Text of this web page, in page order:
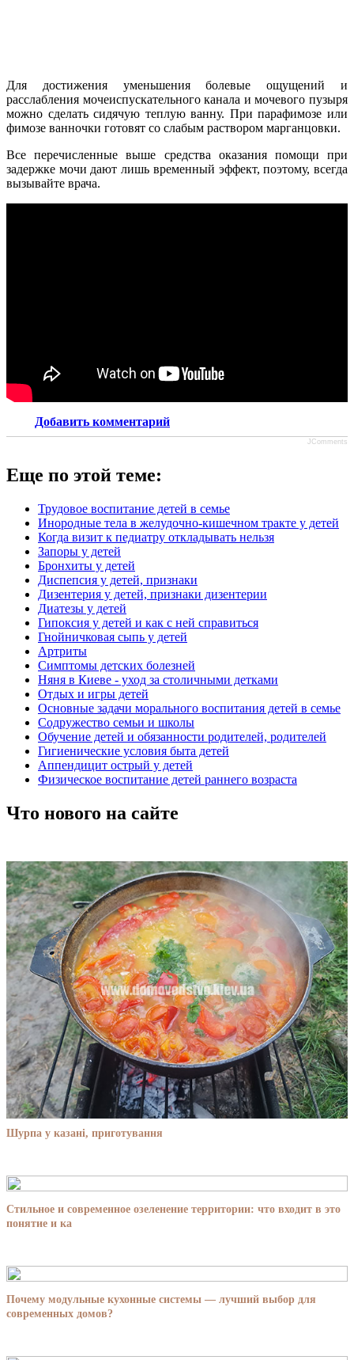
Для достижения уменьшения болевые ощущений и
расслабления мочеиспускательного канала и мочевого пузыря
можно сделать сидячую теплую ванну. При парафимозе или
фимозе ванночки готовят со слабым раствором марганцовки.
Все перечисленные выше средства оказания помощи при
задержке мочи дают лишь временный эффект, поэтому, всегда
вызывайте врача.
Добавить комментарий
JComments
Еще по этой теме:
Трудовое воспитание детей в семье
Инородные тела в желудочно-кишечном тракте у детей
Когда визит к педиатру откладывать нельзя
Запоры у детей
Бронхиты у детей
Диспепсия у детей, признаки
Дизентерия у детей, признаки дизентерии
Диатезы у детей
Гипоксия у детей и как с ней справиться
Гнойничковая сыпь у детей
Артриты
Симптомы детских болезней
Няня в Киеве - уход за столичными детками
Отдых и игры детей
Основные задачи морального воспитания детей в семье
Содружество семьи и школы
Обучение детей и обязанности родителей, родителей
Гигиенические условия быта детей
Аппендицит острый у детей
Физическое воспитание детей раннего возраста
Что нового на сайте
Шурпа у казані, приготування
Стильное и современное озеленение территории: что входит в это
понятие и ка
Почему модульные кухонные системы — лучший выбор для
современных домов?